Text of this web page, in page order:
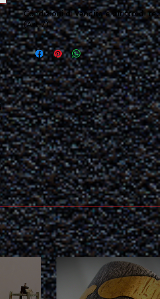
Condizioni di vendita e diritto di
(Art.7)
https://www.microfficina.it/vendita-